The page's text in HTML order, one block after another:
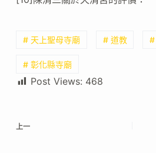
# 天上聖母寺廟 # 道教 #
# 彰化縣寺廟
Post Views: 468
上一